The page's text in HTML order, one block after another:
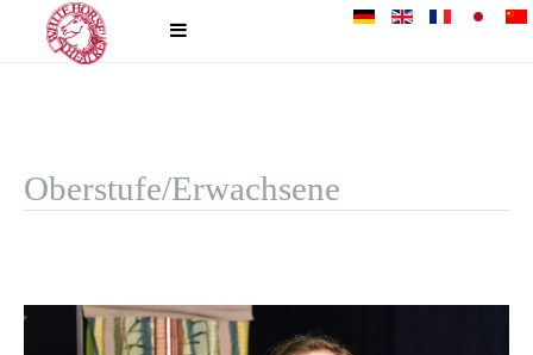
Oberstufe/Erwachsene